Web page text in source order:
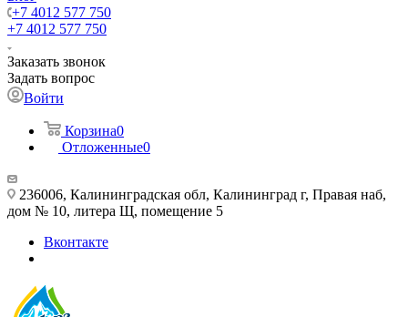
+7 4012 577 750
+7 4012 577 750
Заказать звонок
Задать вопрос
Войти
Корзина0
Отложенные0
236006, Калининградская обл, Калининград г, Правая наб,
дом № 10, литера Щ, помещение 5
Вконтакте